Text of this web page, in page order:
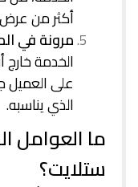
أكثر من
مرونة في
الخدمة خارج
على العميل
الذي يناسبه.
ما العوامل
ستلايت؟